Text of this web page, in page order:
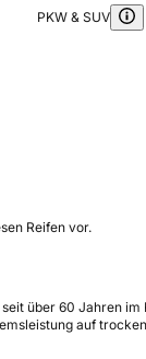
PKW & SUV
Reifen vor.
über 60 Jahren
auf